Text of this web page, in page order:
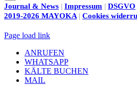
Journal & News | Impressum | DSGVO
2019-2026 MAYOKA | Cookies
Page load link
ANRUFEN
WHATSAPP
KÄLTE BUCHEN
MAIL